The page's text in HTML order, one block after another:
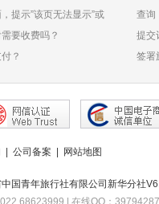
提示”该页无法显示”或
什么原因？
要收费吗？
？
查询
提交
签署
公司备案 网站地图
中国青年旅行社有限公司新华分社
68623999 | 在线QQ：